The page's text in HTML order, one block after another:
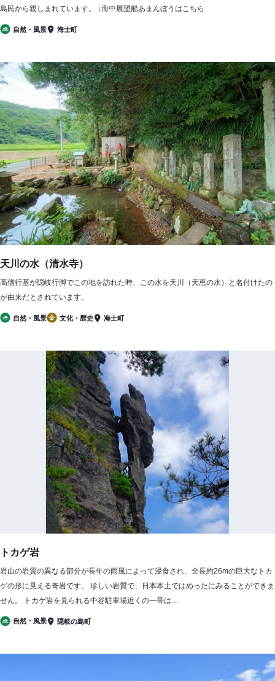
島民から親しまれています。 ↓海中展望船あまんぼうはこちら
自然・風景 海士町
天川の水（清水寺）
高僧行基が隠岐行脚でこの地を訪れた時、この水を天川（天恵の水）と名付けたの
が由来だとされています。
自然・風景 文化・歴史 海士町
トカゲ岩
岩山の岩質の異なる部分が長年の雨風によって浸食され、全長約26mの巨大なトカ
ゲの形に見える奇岩です。 珍しい岩質で、日本本土ではめったにみることができま
せん。 トカゲ岩を見られる中谷駐車場近くの一帯は…
自然・風景 隠岐の島町